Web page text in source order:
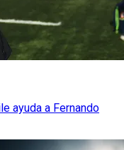
ayuda a Fernando